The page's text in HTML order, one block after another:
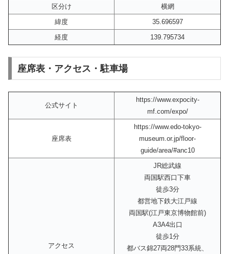
区分け
横網
緯度
35.696597
経度
139.795734
座席表・アクセス・駐車場
公式サイト
https://www.expocity-
mf.com/expo/
座席表
https://www.edo-tokyo-
museum.or.jp/floor-
guide/area/#anc10
アクセス
JR総武線
両国駅西口下車
徒歩3分
都営地下鉄大江戸線
両国駅(江戸東京博物館前)
A3A4出口
徒歩1分
都バス錦27両28門33系統、